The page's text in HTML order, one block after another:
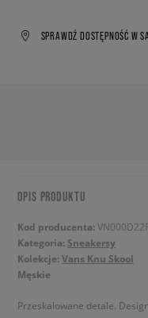
SPRAWDŹ DOSTĘPNOŚĆ W
OPIS PRODUKTU
Kod producenta:
Kategoria: Sneakersy
Kolekcje:Vans Knu Skool
Męskie
Przeskalowane detale.